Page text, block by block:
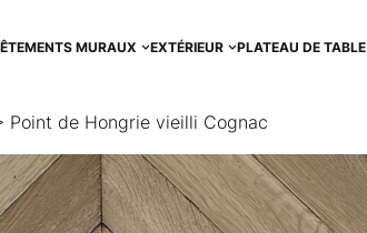
MURAUX EXTÉRIEUR PLATEAU DE TABLE
Point de Hongrie vieilli Cognac